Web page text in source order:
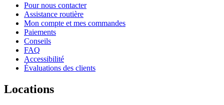
Pour nous contacter
Assistance routière
Mon compte et mes commandes
Paiements
Conseils
FAQ
Accessibilité
Évaluations des clients
Locations